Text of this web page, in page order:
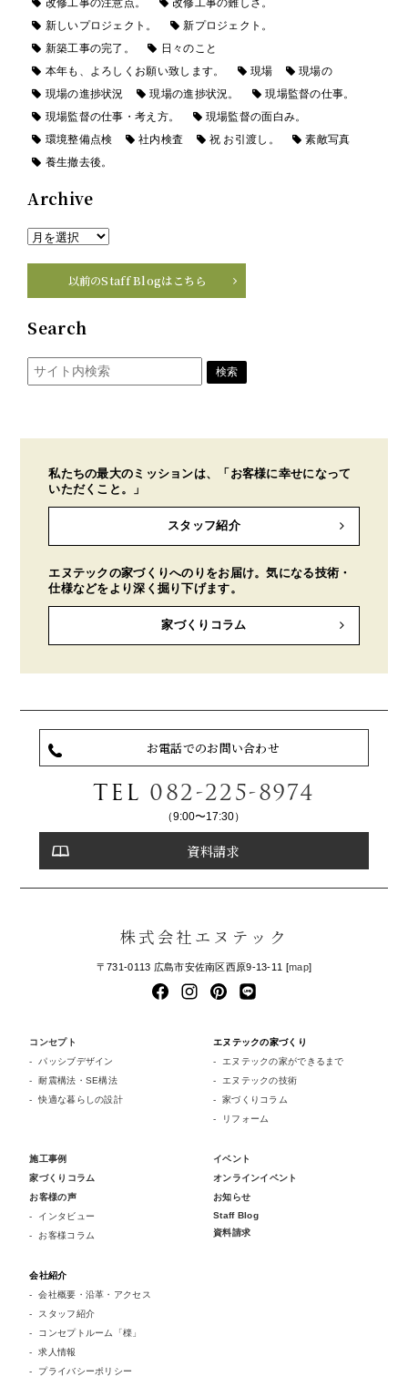
改修工事の注意点。
改修工事の難しさ。
新しいプロジェクト。
新プロジェクト。
新築工事の完了。
日々のこと
本年も、よろしくお願い致します。
現場
現場の
現場の進捗状況
現場の進捗状況。
現場監督の仕事。
現場監督の仕事・考え方。
現場監督の面白み。
環境整備点検
社内検査 祝 お引渡し。
素敵写真
養生撤去後。
Archive
以前のStaff Blogはこちら
Search
私たちの最大のミッションは、「お客様に幸せになって
いただくこと。」
スタッフ紹介
エヌテックの家づくりへのりをお届け。気になる技術・
仕様などをより深く掘り下げます。
家づくりコラム
お電話でのお問い合わせ
TEL 082-225-8974
（9:00〜17:30）
資料請求
株式会社エヌテック
〒731-0113 広島市安佐南区西原9-13-11 [map]
コンセプト
パッシブデザイン
耐震構法・SE構法
快適な暮らしの設計
エヌテックの家づくり
エヌテックの家ができるまで
エヌテックの技術
家づくりコラム
リフォーム
施工事例
家づくりコラム
お客様の声
インタビュー
お客様コラム
イベント
オンラインイベント
お知らせ
Staff Blog
資料請求
会社紹介
会社概要・沿革・アクセス
スタッフ紹介
コンセプトルーム「檪」
求人情報
プライバシーポリシー